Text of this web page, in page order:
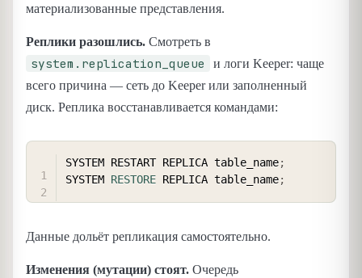
материализованные представления.
Реплики разошлись. Смотреть в
system.replication_queue
и логи Keeper: чаще
всего причина — сеть до Keeper или заполненный
диск. Реплика восстанавливается командами:
SYSTEM RESTART REPLICA table_name;
SYSTEM RESTORE REPLICA table_name;
Данные дольёт репликация самостоятельно.
Изменения (мутации) стоят. Очередь